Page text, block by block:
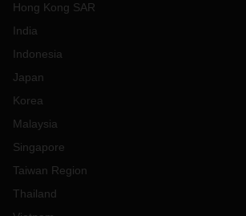
Hong Kong SAR
India
Indonesia
Japan
Korea
Malaysia
Singapore
Taiwan Region
Thailand